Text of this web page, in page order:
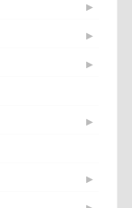
▶
▶
▶
▶
▶